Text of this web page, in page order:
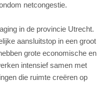
netcongestie.
in de provincie Utrecht.
aansluitstop in een groot
grote economische en
intensief samen met
die ruimte creëren op